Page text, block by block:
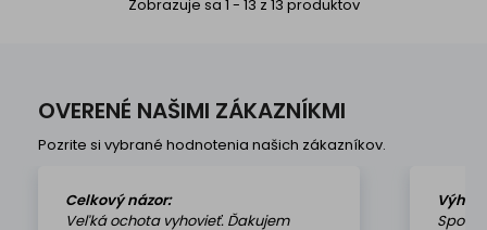
vaše...Zobrazuje sa 1 - 13 z 13 produktov
OVERENÉ NAŠIMI ZÁKAZNÍKMI
Pozrite si vybrané hodnotenia našich zákazníkov.
Celkový názor:
Veľká ochota vyhovieť. Ďakujem